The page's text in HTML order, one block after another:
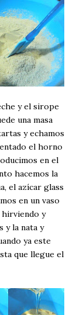
y el sirope
una masa
y echamos
el horno
en el
hacemos la
el azícar glass
en un vaso
hirviendo y
y la nata y
ya este
que llegue el